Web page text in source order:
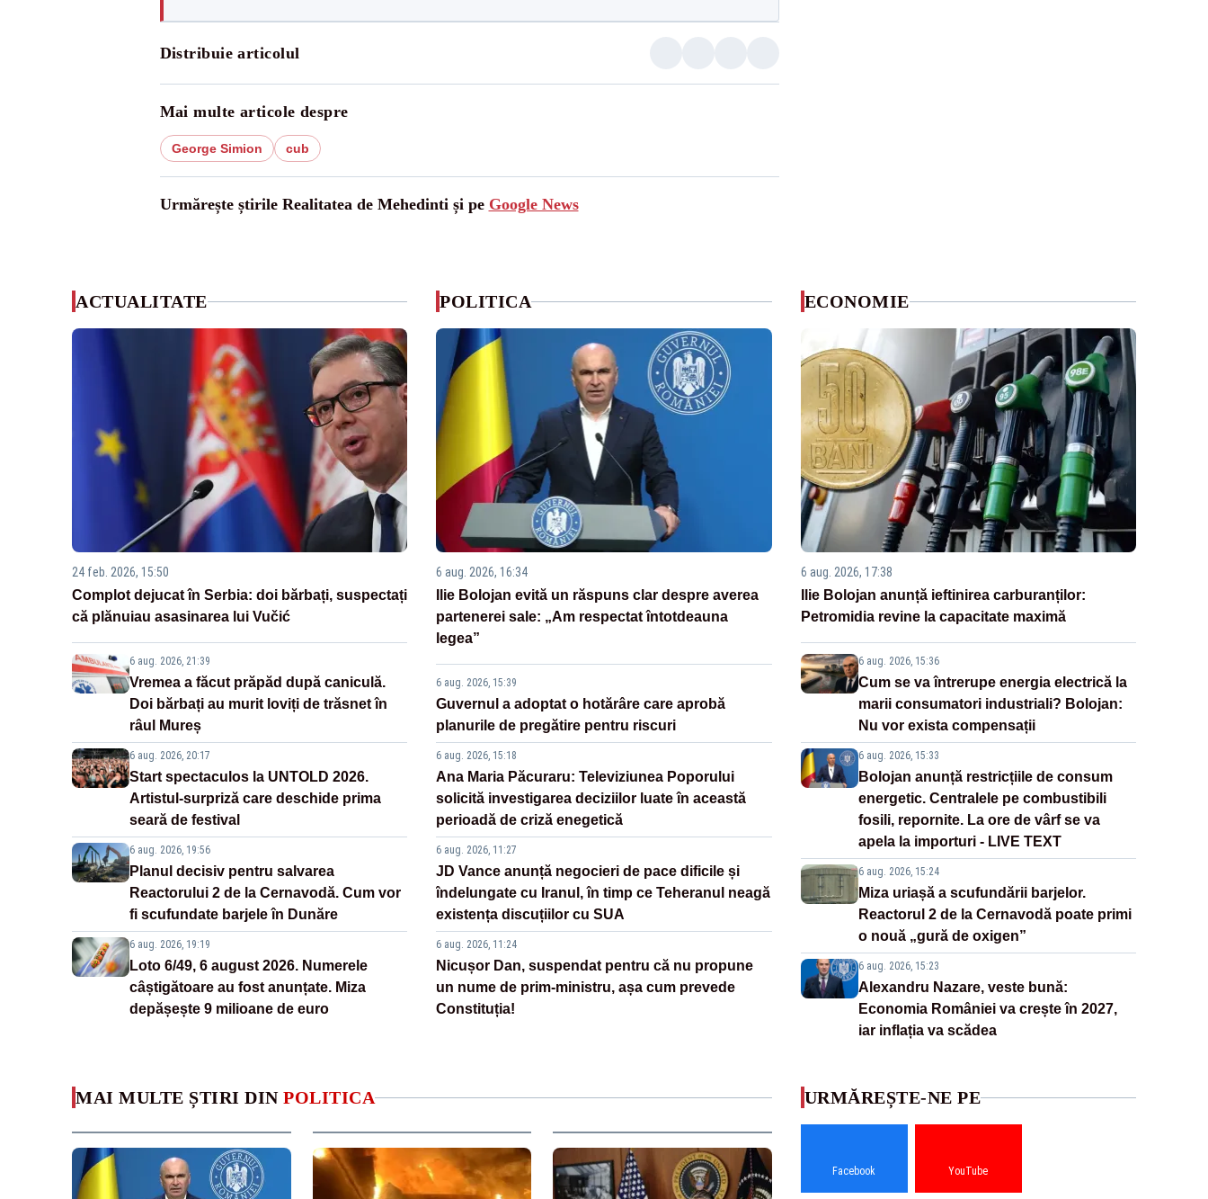
Distribuie articolul
Mai multe articole despre
George Simion cub
Urmărește știrile Realitatea de Mehedinti și pe Google News
ACTUALITATE
24 feb. 2026, 15:50
Complot dejucat în Serbia: doi bărbați, suspectați
că plănuiau asasinarea lui Vučić
6 aug. 2026, 21:39
Vremea a făcut prăpăd după caniculă.
Doi bărbați au murit loviți de trăsnet în
râul Mureș
6 aug. 2026, 20:17
Start spectaculos la UNTOLD 2026.
Artistul-surpriză care deschide prima
seară de festival
6 aug. 2026, 19:56
Planul decisiv pentru salvarea
Reactorului 2 de la Cernavodă. Cum vor
fi scufundate barjele în Dunăre
6 aug. 2026, 19:19
Loto 6/49, 6 august 2026. Numerele
câștigătoare au fost anunțate. Miza
depășește 9 milioane de euro
POLITICA
6 aug. 2026, 16:34
Ilie Bolojan evită un răspuns clar despre averea
partenerei sale: „Am respectat întotdeauna
legea”
6 aug. 2026, 15:39
Guvernul a adoptat o hotărâre care aprobă
planurile de pregătire pentru riscuri
6 aug. 2026, 15:18
Ana Maria Păcuraru: Televiziunea Poporului
solicită investigarea deciziilor luate în această
perioadă de criză enegetică
6 aug. 2026, 11:27
JD Vance anunță negocieri de pace dificile și
îndelungate cu Iranul, în timp ce Teheranul neagă
existența discuțiilor cu SUA
6 aug. 2026, 11:24
Nicușor Dan, suspendat pentru că nu propune
un nume de prim-ministru, așa cum prevede
Constituția!
ECONOMIE
6 aug. 2026, 17:38
Ilie Bolojan anunță ieftinirea carburanților:
Petromidia revine la capacitate maximă
6 aug. 2026, 15:36
Cum se va întrerupe energia electrică la
marii consumatori industriali? Bolojan:
Nu vor exista compensații
6 aug. 2026, 15:33
Bolojan anunță restricțiile de consum
energetic. Centralele pe combustibili
fosili, repornite. La ore de vârf se va
apela la importuri - LIVE TEXT
6 aug. 2026, 15:24
Miza uriașă a scufundării barjelor.
Reactorul 2 de la Cernavodă poate primi
o nouă „gură de oxigen”
6 aug. 2026, 15:23
Alexandru Nazare, veste bună:
Economia României va crește în 2027,
iar inflația va scădea
MAI MULTE ȘTIRI DIN POLITICA URMĂREȘTE-NE PE
Facebook YouTube